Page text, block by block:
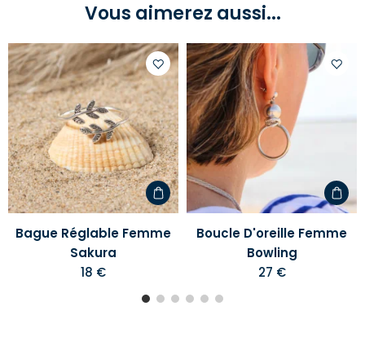
Vous aimerez aussi...
Ajouter
à
votre
liste
d'envies
Bague Réglable Femme
Sakura
18 €
Boucle D'oreille Femme
Bowling
27 €